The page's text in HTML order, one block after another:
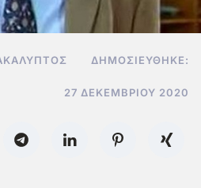
ΔΗΜΟΣΙΕΎΘΗΚΕ:
27 ΔΕΚΕΜΒΡΊΟΥ 2020